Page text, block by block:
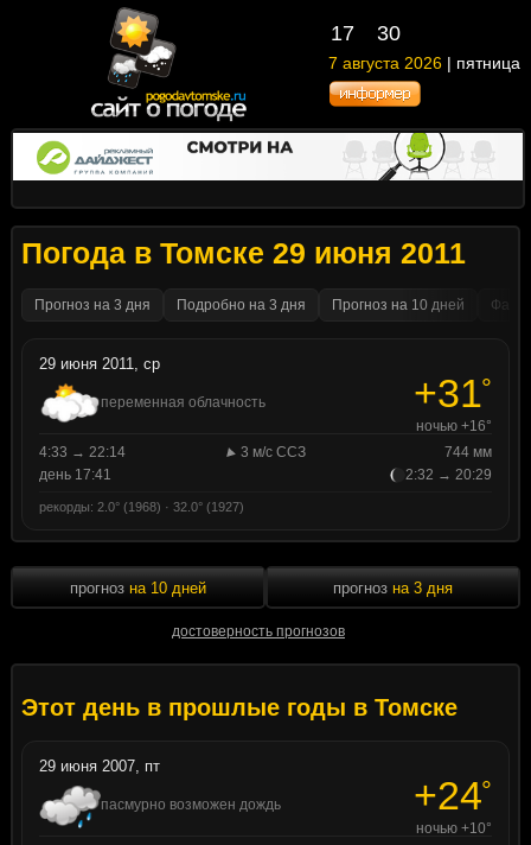
17 30
7 августа 2026 | пятница
Погода в Томске 29 июня 2011
Прогноз на 3 дня Подробно на 3 дня Прогноз на 10 дней
29 июня 2011, ср
переменная облачность +31°
ночью +16°
4:33 → 22:14
3 м/с ССЗ
744 мм
день 17:41
2:32 → 20:29
рекорды: 2.0° (1968) · 32.0° (1927)
прогноз на 10 дней
достоверность прогнозов
прогноз на 3 дня
Этот день в прошлые годы в Томске
29 июня 2007, пт
пасмурно возможен дождь +24°
ночью +10°